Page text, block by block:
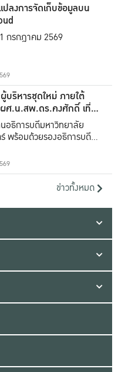
ปลงการจัดเก็บข้อมูลบน
กรกฎาคม 2569
บริหารชุดใหม่ ภายใต้
ศ.น.สพ.ดร.คงศักดิ์ เที่ยง
อธิการบดีมหาวิทยาลัย
พร้อมด้วยรองอธิการบดีทั้ง
ข่าวทั้งหมด